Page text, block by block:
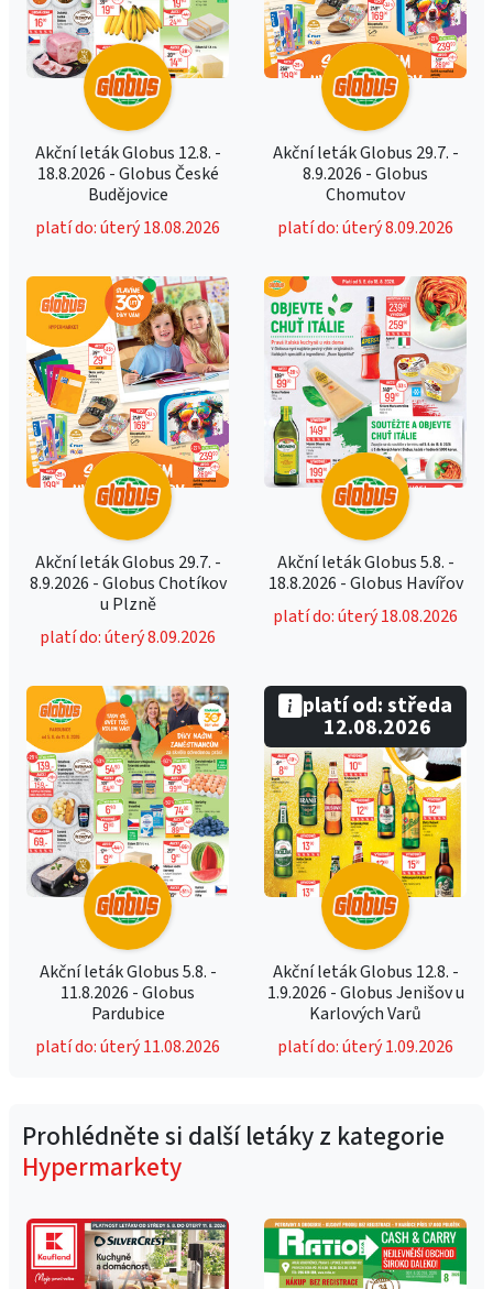
Akční leták Globus 12.8. -
18.8.2026 - Globus České
Budějovice
platí do: úterý 18.08.2026
Akční leták Globus 29.7. -
8.9.2026 - Globus
Chomutov
platí do: úterý 8.09.2026
Akční leták Globus 29.7. -
8.9.2026 - Globus Chotíkov
u Plzně
platí do: úterý 8.09.2026
Akční leták Globus 5.8. -
18.8.2026 - Globus Havířov
platí do: úterý 18.08.2026
Akční leták Globus 5.8. -
11.8.2026 - Globus
Pardubice
platí do: úterý 11.08.2026
Akční leták Globus 12.8. -
1.9.2026 - Globus Jenišov u
Karlových Varů
platí do: úterý 1.09.2026
platí od: středa
12.08.2026
Prohlédněte si další letáky z kategorie
Hypermarkety